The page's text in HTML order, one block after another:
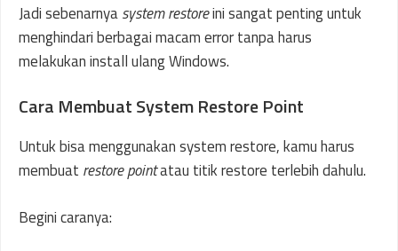
Jadi sebenarnyasystem restoreini sangat penting untuk
menghindari berbagai macam error tanpa harus
melakukan install ulang Windows.
Cara Membuat System Restore Point
Untuk bisa menggunakan system restore, kamu harus
membuat restore pointatau titik restore terlebih dahulu.
Begini caranya: